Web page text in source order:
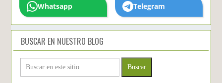
Whatsapp Telegram
BUSCAR EN NUESTRO BLOG